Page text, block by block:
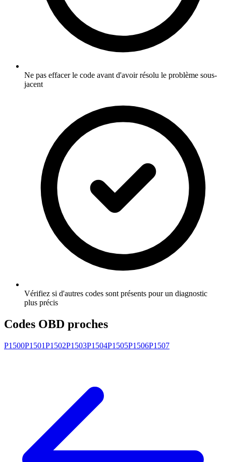
Ne pas effacer le code avant d'avoir résolu le problème sous-
jacent
Vérifiez si d'autres codes sont présents pour un diagnostic
plus précis
Codes OBD proches
P1500P1501P1502P1503P1504P1505P1506P1507